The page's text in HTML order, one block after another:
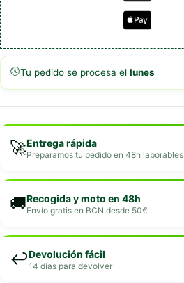
🕔Tu pedido se procesa el lunes
🚀Entrega rápida
Preparamos tu pedido en 48h laborables
🚚Recogida y moto en 48h
Envío gratis en BCN desde 50€
↩️Devolución fácil
14 días para devolver